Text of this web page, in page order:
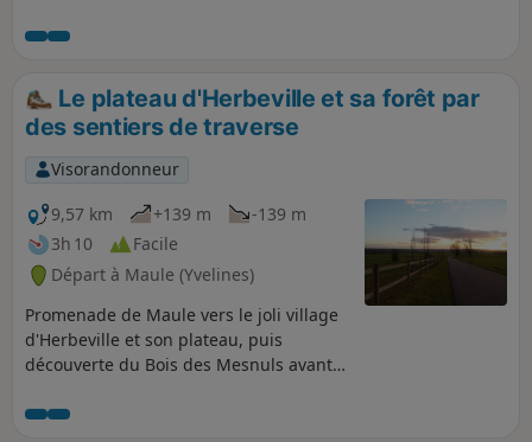
la Forêt de l'Hautil. Trois belles églises et deux beaux corps
Le plateau d'Herbeville et sa forêt par
des sentiers de traverse
Visorandonneur
9,57 km
+139 m
-139 m
3h 10
Facile
Départ à Maule (Yvelines)
Promenade de Maule vers le joli village
d'Herbeville et son plateau, puis
découverte du Bois des Mesnuls avant